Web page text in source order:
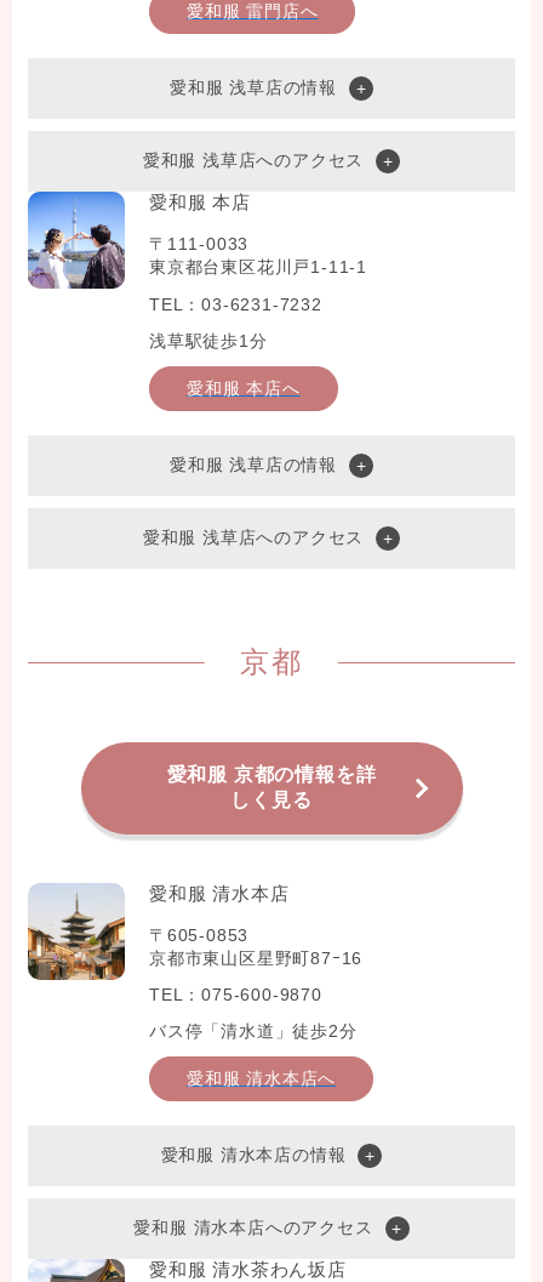
愛和服 雷門店へ
愛和服 浅草店の情報
愛和服 浅草店へのアクセス
愛和服 本店
〒111-0033
東京都台東区花川戸1-11-1
TEL：03-6231-7232
浅草駅徒歩1分
愛和服 本店へ
愛和服 浅草店の情報
愛和服 浅草店へのアクセス
京都
愛和服 京都の情報を詳
しく見る
愛和服 清水本店
〒605-0853
京都市東山区星野町87ｰ16
TEL：075-600-9870
バス停「清水道」徒歩2分
愛和服 清水本店へ
愛和服 清水本店の情報
愛和服 清水本店へのアクセス
愛和服 清水茶わん坂店